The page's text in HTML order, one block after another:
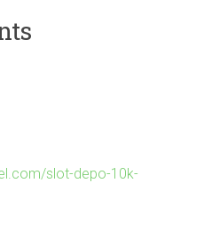
slot-depo-10k-